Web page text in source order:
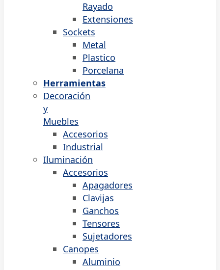
Rayado
Extensiones
Sockets
Metal
Plastico
Porcelana
Herramientas
Decoración
y
Muebles
Accesorios
Industrial
Iluminación
Accesorios
Apagadores
Clavijas
Ganchos
Tensores
Sujetadores
Canopes
Aluminio